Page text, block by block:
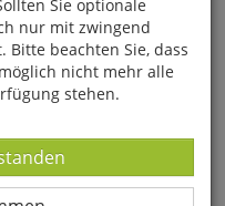
»Kleiner Engel«
Sie optionale
nur mit zwingend
beachten Sie, dass
nicht mehr alle
stehen.
-